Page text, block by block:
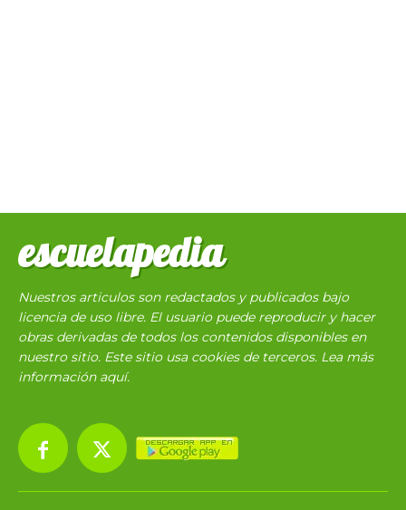
escuelapedia
Nuestros articulos son redactados y publicados bajo
licencia de uso libre. El usuario puede reproducir y hacer
obras derivadas de todos los contenidos disponibles en
nuestro sitio. Este sitio usa cookies de terceros. Lea más
información aquí.